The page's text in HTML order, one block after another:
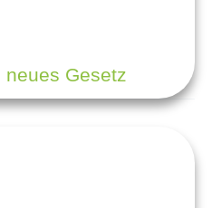
neues Gesetz